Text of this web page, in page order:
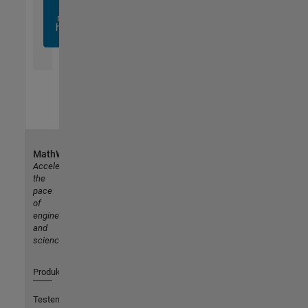
noch
heute
MathWorks
Accelerating
the
pace
of
engineering
and
science
Produkte
Testen oder Kaufen